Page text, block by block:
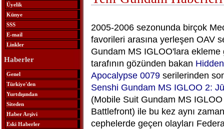
Üyelik
Künye
SSS
E-mail
Linkler
Haberler
Genel
Türkiye'den
Yurtdışından
Siteden
Haber Arşivi
Eski Haberler
2005-2006 sezonunda birçok
favorileri arasına yerleşen OAV
Gundam MS IGLOO'lara
tarafının gözünden bakan
Apocalypse 0079serilerinden
Senshi Gundam MS IGLOO 2:
(Mobile Suit Gundam MS
Battlefront) ile bu kez aynı
cephelerde geçen olayları